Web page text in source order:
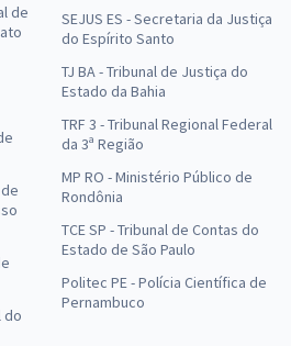
de
do
SEJUS ES - Secretaria da Justiça
do Espírito Santo
TJ BA - Tribunal de Justiça do
Estado da Bahia
TRF 3 - Tribunal Regional Federal
da 3ª Região
MP RO - Ministério Público de
Rondônia
TCE SP - Tribunal de Contas do
Estado de São Paulo
Politec PE - Polícia Científica de
Pernambuco